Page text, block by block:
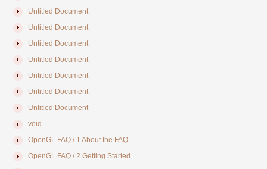
Untitled Document
Untitled Document
Untitled Document
Untitled Document
Untitled Document
Untitled Document
Untitled Document
void
OpenGL FAQ / 1 About the FAQ
OpenGL FAQ / 2 Getting Started